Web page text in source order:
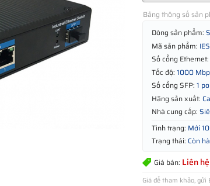
Bảng thông số sản
Dòng sản phẩm:
Mã sản phẩm:
Số cổng Ethernet:
Tốc độ: 1000
Số cổng SFP: 1
Hãng sản xuất:
Nhà cung cấp:
Tình trạng: Mới
Trạng thái: Còn
Giá bán: Liên
Giá để tham khảo,